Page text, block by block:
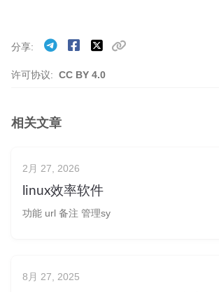
许可协议: CC BY 4.0
分享
相关文章
2月 27, 2026
linux效率软件
功能 url 备注 管理sy
8月 27, 2025